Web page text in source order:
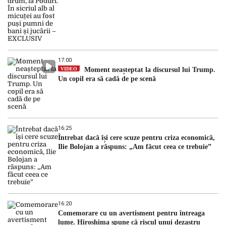
17:00
VIDEO
Moment neașteptat la discursul lui Trump.
Un copil era să cadă de pe scenă
16:25
Întrebat dacă își cere scuze pentru criza economică,
Ilie Bolojan a răspuns: „Am făcut ceea ce trebuie”
16:20
Comemorare cu un avertisment pentru întreaga
lume. Hiroshima spune că riscul unui dezastru